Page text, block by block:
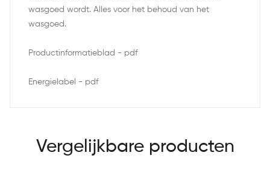
wasgoed wordt. Alles voor het behoud van het
wasgoed.
Productinformatieblad - pdf
Energielabel - pdf
Vergelijkbare producten